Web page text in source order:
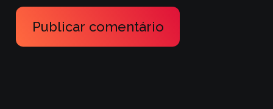
Publicar comentário